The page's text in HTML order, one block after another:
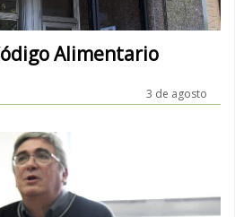
Alimentario
3 de agosto